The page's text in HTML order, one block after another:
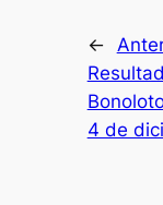
←
4 de